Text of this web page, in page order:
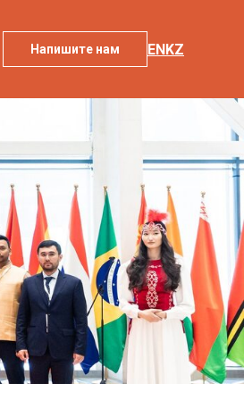
Напишите нам ENKZ